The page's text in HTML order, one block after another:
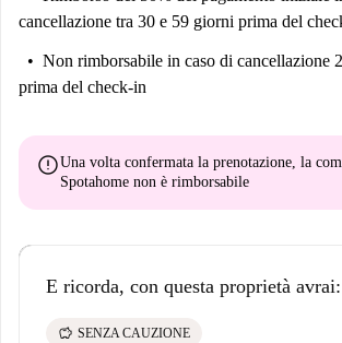
cancellazione tra 30 e 59 giorni prima del
Non rimborsabile in caso di cancellazione
prima del check-in
errorUna volta confermata la prenotazione, la
Spotahome non è rimborsabile
E ricorda, con questa proprietà avrai:
savings SENZA CAUZIONE